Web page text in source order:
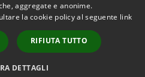
Copyright © 2026 • Comune di
Loano • Powered by
Municipium•
Accesso
redazione
aggregate e anonime.
la cookie policy al seguente link
RIFIUTA TUTTO
DETTAGLI